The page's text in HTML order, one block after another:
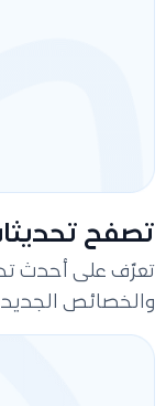
تصفح
تعرّف على أحدث
والخصائص